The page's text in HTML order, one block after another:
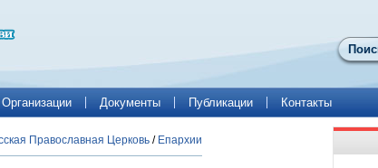
Поиск
Организации Документы Публикации Контакты
Православная Церковь / Епархии